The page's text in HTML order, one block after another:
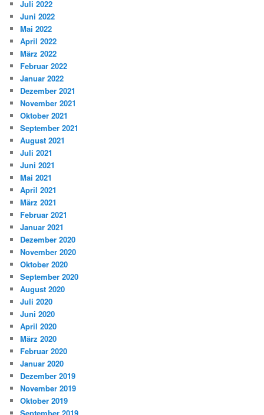
Juli 2022
Juni 2022
Mai 2022
April 2022
März 2022
Februar 2022
Januar 2022
Dezember 2021
November 2021
Oktober 2021
September 2021
August 2021
Juli 2021
Juni 2021
Mai 2021
April 2021
März 2021
Februar 2021
Januar 2021
Dezember 2020
November 2020
Oktober 2020
September 2020
August 2020
Juli 2020
Juni 2020
April 2020
März 2020
Februar 2020
Januar 2020
Dezember 2019
November 2019
Oktober 2019
September 2019